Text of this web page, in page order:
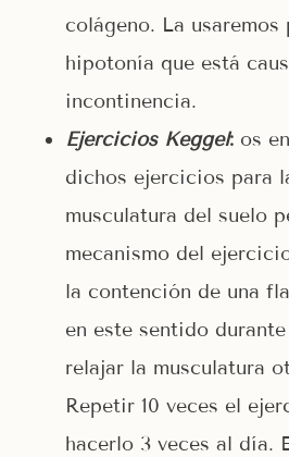
colágeno. La usaremos
hipotonía que está
incontinencia.
Ejercicios Keggel: os
dichos ejercicios para
musculatura del suelo
mecanismo del
la contención de una
en este sentido
relajar la musculatura
Repetir 10 veces el
hacerlo 3 veces al día.